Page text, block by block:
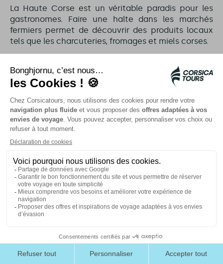
La Haute Corse est un véritable paradis pour les
gastronomes. Faire une halte dans les marchés
fermiers permet de découvrir des produits locaux
tels que les charcuteries, fromages et miels corses.
vignobles etdégustations de vin
sont proposées.
Profitez de l'occasion pour découvrir les cépages
N'oubliez pas de goûter aux spécialités
gastronomiques corses. Parmi elles :
le brocciu, un fromage frais ;
le figatellu, une saucisse de porc ;
le muscat du Cap Corse, un vin doux.
Des circuits gourmandssont également disponibles
pour éveiller vos papilles. Renseignez-vous auprès
de nos conseillers locaux pour les détails et
Organiser son circuit en Haute Corse :